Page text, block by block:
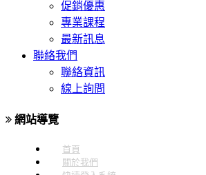
促銷優惠
專業課程
最新訊息
聯絡我們
聯絡資訊
線上詢問
網站導覽
首頁
關於我們